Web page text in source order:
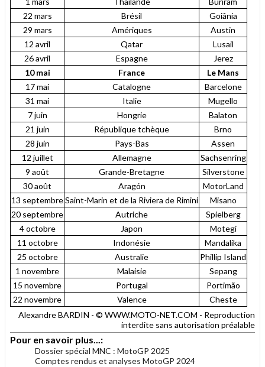
22 mars
Brésil
Goiânia
29 mars
Amériques
Austin
12 avril
Qatar
Lusail
26 avril
Espagne
Jerez
10 mai
France
Le Mans
17 mai
Catalogne
Barcelone
31 mai
Italie
Mugello
7 juin
Hongrie
Balaton
21 juin
République tchèque
Brno
28 juin
Pays-Bas
Assen
12 juillet
Allemagne
Sachsenring
9 août
Grande-Bretagne
Silverstone
30 août
Aragón
MotorLand
13 septembreSaint-Marin et de la Riviera de Rimini
Misano
20 septembre
Autriche
Spielberg
4 octobre
Japon
Motegi
11 octobre
Indonésie
Mandalika
25 octobre
Australie
Phillip Island
1 novembre
Malaisie
Sepang
15 novembre
Portugal
Portimão
22 novembre
Valence
Cheste
Alexandre BARDIN - © WWW.MOTO-NET.COM - Reproduction
interdite sans autorisation préalable
Pour en savoir plus...:
Dossier spécial MNC : MotoGP 2025
Comptes rendus et analyses MotoGP 2024